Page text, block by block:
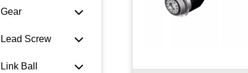
Gear
Lead Screw
Link Ball
Senyap.....